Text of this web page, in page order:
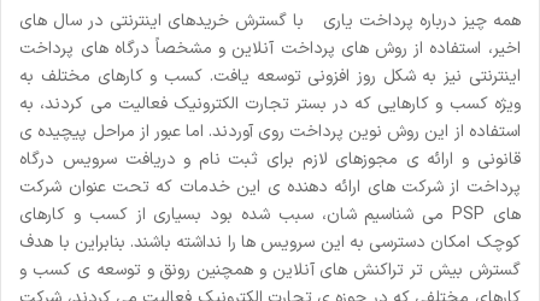
همه چیز درباره پرداخت یاری با گسترش خریدهای اینترنتی در سال های
اخیر، استفاده از روش های پرداخت آنلاین و مشخصاً درگاه های پرداخت
اینترنتی نیز به شکل روز افزونی توسعه یافت. کسب و کارهای مختلف به
ویژه کسب و کارهایی که در بستر تجارت الکترونیک فعالیت می کردند، به
استفاده از این روش نوین پرداخت روی آوردند. اما عبور از مراحل پیچیده ی
قانونی و ارائه ی مجوزهای لازم برای ثبت نام و دریافت سرویس درگاه
پرداخت از شرکت های ارائه دهنده ی این خدمات که تحت عنوان شرکت
های PSP می شناسیم شان، سبب شده بود بسیاری از کسب و کارهای
کوچک امکان دسترسی به این سرویس ها را نداشته باشند. بنابراین با هدف
گسترش بیش تر تراکنش های آنلاین و همچنین رونق و توسعه ی کسب و